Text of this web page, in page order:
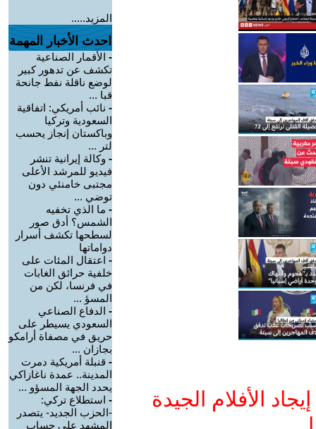
الأفلام الجيدة
المزيد.....
احدث الأخبار المهمة
- الأقمار الصناعية
تكشف عن تدهور كبير
لوضع ناقلة نفط جانحة
قبا ...
- نائب أمريكي: اتفاقية
السعودية وتركيا
وباكستان إنجاز يحسب
لتر ...
- وكالة إيرانية تنشر
فيديو للمرشد الأعلى
مجتبى خامنئي دون
توضي ...
- ما الذي تخفيه
الشمس؟ أدق صور
لسطحها تكشف أسرار
دواماتها
- اعتقال المئات على
خلفية حرائق الغابات
في فرنسا، لكن من
المسؤ ...
- الدفاع الصناعي
السعودي يسيطر على
حريق في مصفاة أرامكو
بجازان ...
- قنبلة أمريكية دمرت
المدينة.. عمدة ناغازاكي
يحدد الجهة المسؤو ...
- استطلاع تركي:
-الحزب الجديد- يتصدر
المشهد على حساب